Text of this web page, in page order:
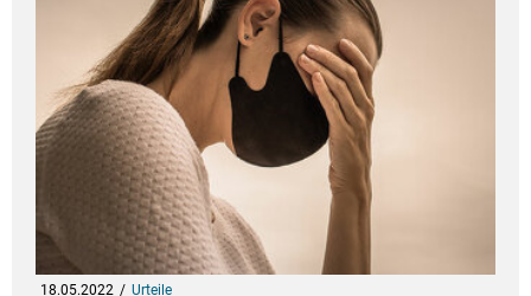
18.05.2022 Urteile